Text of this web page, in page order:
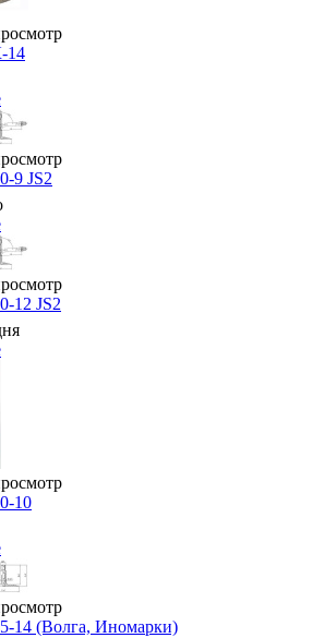
14
9 JS2
12 JS2
10
14 (Волга, Иномарки)